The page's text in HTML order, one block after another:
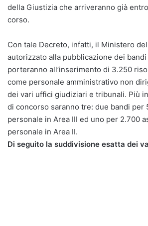
della Giustizia che arriveranno già
corso.
Con tale Decreto, infatti, il Ministero
autorizzato alla pubblicazione dei
porteranno all’inserimento di 3.250
come personale amministrativo non
dei vari uffici giudiziari e tribunali. Più
di concorso saranno tre: due bandi per
personale in Area III ed uno per 2.700
personale in Area II.
Di seguito la suddivisione esatta dei